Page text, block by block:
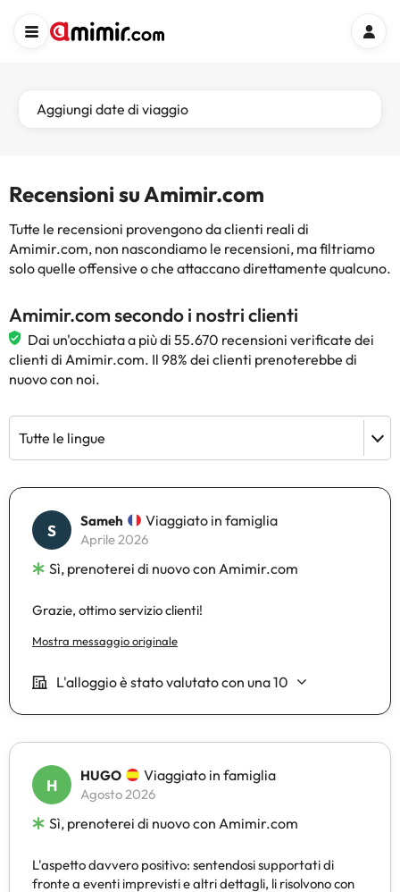
Aggiungi date di viaggio
Recensioni su Amimir.com
Tutte le recensioni provengono da clienti reali di
Amimir.com, non nascondiamo le recensioni, ma filtriamo
solo quelle offensive o che attaccano direttamente qualcuno.
Amimir.com secondo i nostri clienti
Dai un'occhiata a più di 55.670 recensioni verificate dei
clienti di Amimir.com. Il 98% dei clienti prenoterebbe di
nuovo con noi.